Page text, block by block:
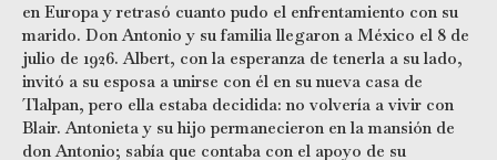
en Europa y retrasó cuanto pudo el enfrentamiento con su
marido. Don Antonio y su familia llegaron a México el 8 de
julio de 1926. Albert, con la esperanza de tenerla a su lado,
invitó a su esposa a unirse con él en su nueva casa de
Tlalpan, pero ella estaba decidida: no volvería a vivir con
Blair. Antonieta y su hijo permanecieron en la mansión de
don Antonio; sabía que contaba con el apoyo de su